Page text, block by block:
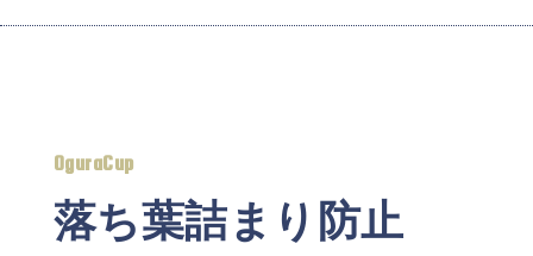
OguraCup
落ち葉詰まり防止